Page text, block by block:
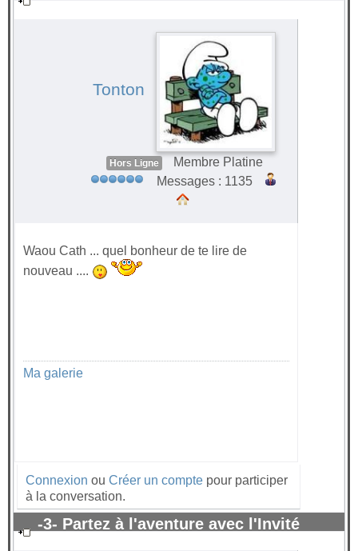
Tonton
Hors Ligne
Membre Platine
Messages : 1135
Waou Cath ... quel bonheur de te lire de
nouveau ....
Ma galerie
Connexion ou Créer un compte pour participer
à la conversation.
-3- Partez à l'aventure avec l'Invité